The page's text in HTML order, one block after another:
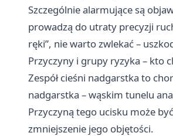
Szczególnie alarmujące są
prowadzą do utraty precyzji
ręki”, nie warto zwlekać –
Przyczyny i grupy ryzyka – kto
Zespół cieśni nadgarstka to
nadgarstka – wąskim tunelu
Przyczyną tego ucisku może
zmniejszenie jego objętości.